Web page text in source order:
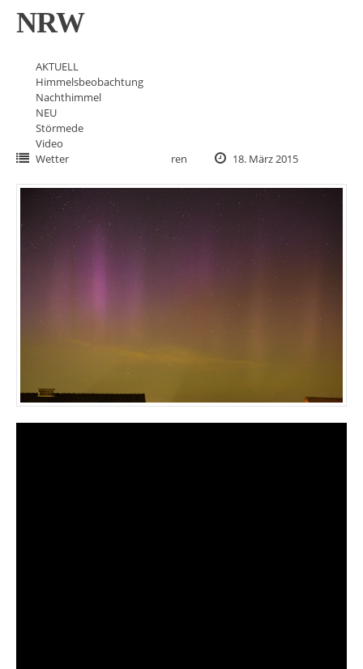
NRW
AKTUELL
Himmelsbeobachtung
Nachthimmel
NEU
Störmede
Video
Wetter
ren 18. März 2015